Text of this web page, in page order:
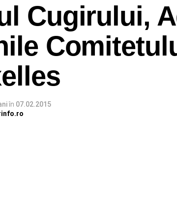
Cugirului,
în 07.02.2015